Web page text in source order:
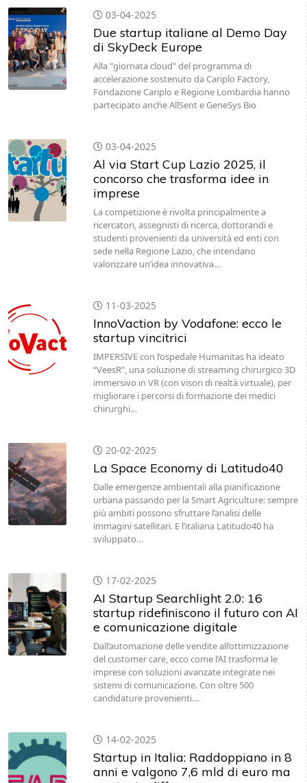
03-04-2025
Due startup italiane al Demo Day
di SkyDeck Europe
Alla "giornata cloud" del programma di
accelerazione sostenuto da Cariplo Factory,
Fondazione Cariplo e Regione Lombardia hanno
partecipato anche AllSent e GeneSys Bio
03-04-2025
Al via Start Cup Lazio 2025, il
concorso che trasforma idee in
imprese
La competizione è rivolta principalmente a
ricercatori, assegnisti di ricerca, dottorandi e
studenti provenienti da università ed enti con
sede nella Regione Lazio, che intendano
valorizzare un’idea innovativa…
11-03-2025
InnoVaction by Vodafone: ecco le
startup vincitrici
IMPERSIVE con l’ospedale Humanitas ha ideato
“VeesR”, una soluzione di streaming chirurgico 3D
immersivo in VR (con visori di realtà virtuale), per
migliorare i percorsi di formazione dei medici
chirurghi…
20-02-2025
La Space Economy di Latitudo40
Dalle emergenze ambientali alla pianificazione
urbana passando per la Smart Agriculture: sempre
più ambiti possono sfruttare l’analisi delle
immagini satellitari. E l’italiana Latitudo40 ha
sviluppato…
17-02-2025
AI Startup Searchlight 2.0: 16
startup ridefiniscono il futuro con AI
e comunicazione digitale
Dall’automazione delle vendite all’ottimizzazione
del customer care, ecco come l’AI trasforma le
imprese con soluzioni avanzate integrate nei
sistemi di comunicazione. Con oltre 500
candidature provenienti…
14-02-2025
Startup in Italia: Raddoppiano in 8
anni e valgono 7,6 mld di euro ma